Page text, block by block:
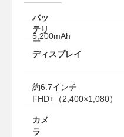
バッ
テリ
ー
5,200mAh
ディスプレイ
約6.7インチ
FHD+（2,400×1,080）
カメ
ラ